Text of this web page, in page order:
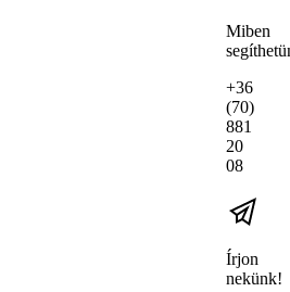
Miben
+36
(70)
881
20
08
Írjon
nekünk!